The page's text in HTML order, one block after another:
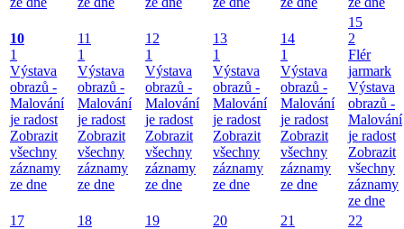
10
1
Výstava
obrazů -
Malování
je radost
Zobrazit
všechny
záznamy
ze dne
11
1
Výstava
obrazů -
Malování
je radost
Zobrazit
všechny
záznamy
ze dne
12
1
Výstava
obrazů -
Malování
je radost
Zobrazit
všechny
záznamy
ze dne
13
1
Výstava
obrazů -
Malování
je radost
Zobrazit
všechny
záznamy
ze dne
14
1
Výstava
obrazů -
Malování
je radost
Zobrazit
všechny
záznamy
ze dne
15
2
Flér
jarmark
Výstava
obrazů -
Malování
je radost
Zobrazit
všechny
záznamy
ze dne
17
18
19
20
21
22